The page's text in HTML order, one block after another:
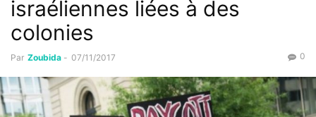
israéliennes liées à des
colonies
Par Zoubida - 07/11/2017 0